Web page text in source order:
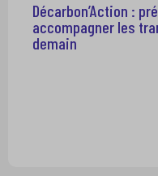
Décarbon’Action :
accompagner les
demain